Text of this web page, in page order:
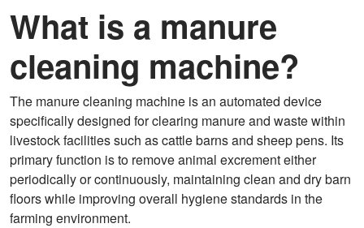
What is a manure
cleaning machine?
The manure cleaning machine is an automated device
specifically designed for clearing manure and waste within
livestock facilities such as cattle barns and sheep pens. Its
primary function is to remove animal excrement either
periodically or continuously, maintaining clean and dry barn
floors while improving overall hygiene standards in the
farming environment.